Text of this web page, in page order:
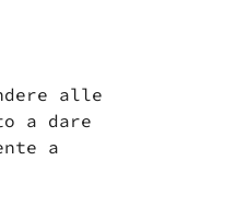
alle
a dare
a